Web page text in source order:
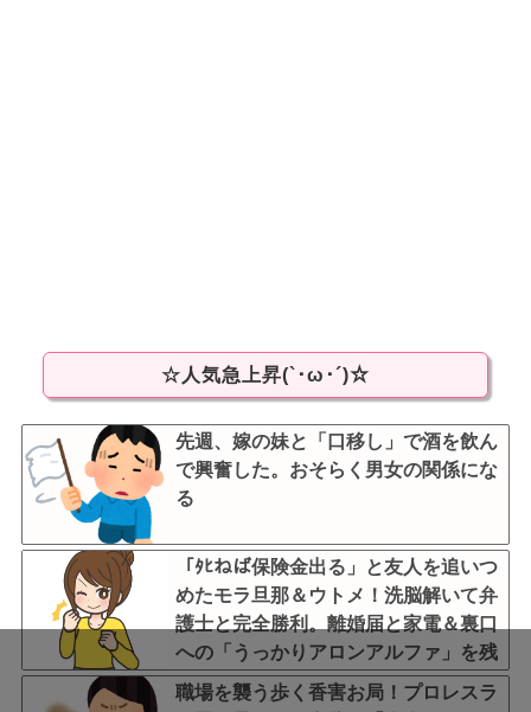
☆人気急上昇(`･ω･´)☆
先週、嫁の妹と「口移し」で酒を飲ん
で興奮した。おそらく男女の関係にな
る
「ﾀﾋねば保険金出る」と友人を追いつ
めたモラ旦那＆ウトメ！洗脳解いて弁
護士と完全勝利。離婚届と家電＆裏口
への「うっかりアロンアルファ」を残
して脱出←悔し泣きしながらやること
職場を襲う歩く香害お局！プロレスラ